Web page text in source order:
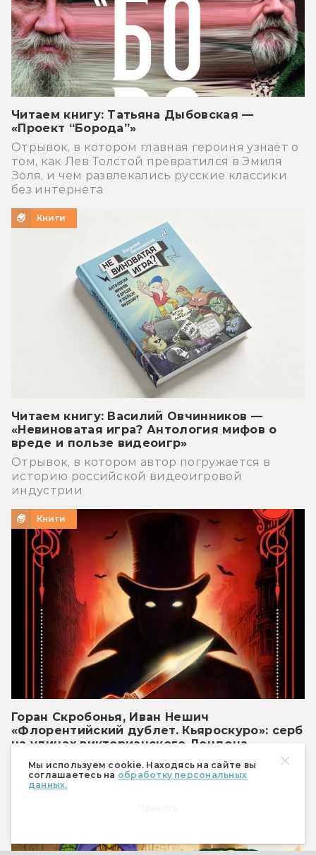
Мы используем cookie. Находясь на сайте вы
соглашаетесь на обработку персональных
данных.
Читаем книгу: Татьяна Дыбовская —
«Проект “Борода”»
Отрывок, в котором главная героиня узнаёт о
том, как Лев Толстой превратился в Эмиля
Золя, и чем развлекались русские классики
без интернета
Книги
Читаем книгу: Василий Овчинников —
«Невиноватая игра? Антология мифов о
вреде и пользе видеоигр»
Отрывок, в котором автор погружается в
историю российской видеоигровой
индустрии
Книги
Горан Скробонья, Иван Нешич
«Флорентийский дублет. Кьяроскуро»: серб
на улицах викторианского Лондона
Мистический детектив на историческом
фоне